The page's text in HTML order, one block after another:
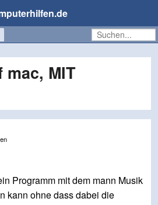
MIT
Programm mit dem mann Musik
kann ohne dass dabei die